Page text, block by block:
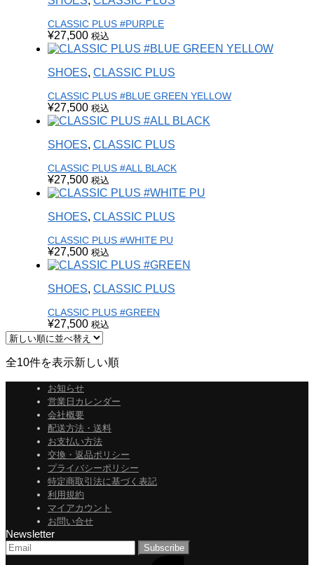
CLASSIC PLUS #PURPLE
¥27,500 税込
SHOES, CLASSIC PLUS
CLASSIC PLUS #BLUE GREEN YELLOW
¥27,500 税込
SHOES, CLASSIC PLUS
CLASSIC PLUS #ALL BLACK
¥27,500 税込
SHOES, CLASSIC PLUS
CLASSIC PLUS #WHITE PU
¥27,500 税込
SHOES, CLASSIC PLUS
CLASSIC PLUS #GREEN
¥27,500 税込
全10件を表示新しい順
お知らせ
営業日カレンダー
会社概要
配送方法・送料
お支払い方法
交換・返品ポリシー
プライバシーポリシー
特定商取引法に基づく表記
利用規約
マイアカウント
お問い合せ
Newsletter